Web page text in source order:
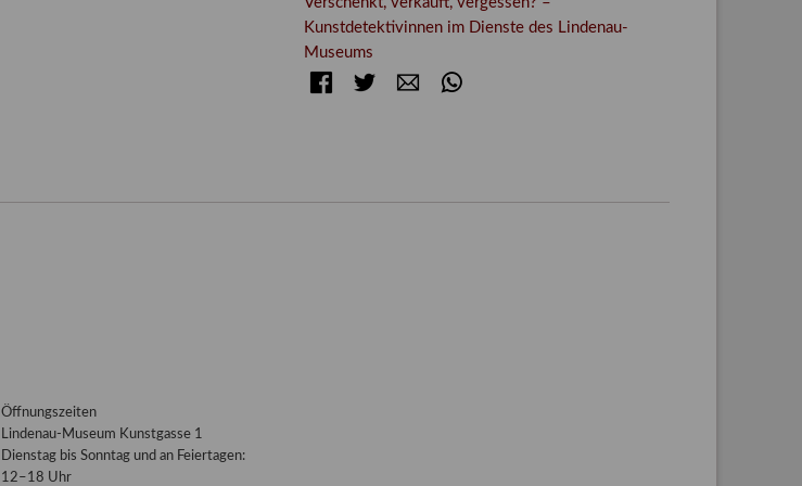
Kunstdetektivinnen im Dienste des Lindenau-
Museums
FacebookTwitter E-mail
Öffnungszeiten
Lindenau-Museum Kunstgasse 1
Dienstag bis Sonntag und an Feiertagen:
12–18 Uhr